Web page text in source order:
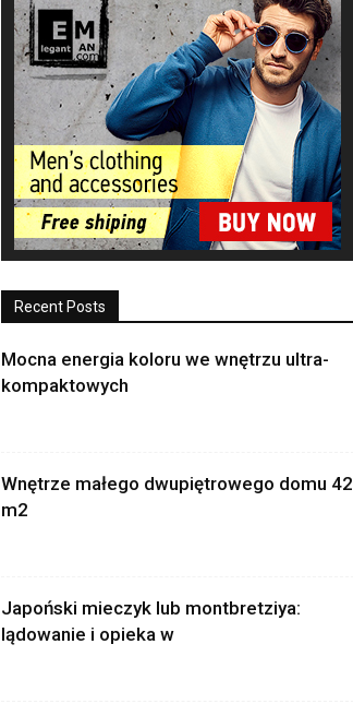
Recent Posts
Mocna energia koloru we wnętrzu ultra-
kompaktowych
Wnętrze małego dwupiętrowego domu 42
m2
Japoński mieczyk lub montbretziya:
lądowanie i opieka w